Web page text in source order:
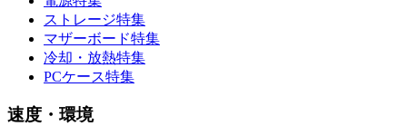
ストレージ特集
マザーボード特集
冷却・放熱特集
PCケース特集
速度・環境